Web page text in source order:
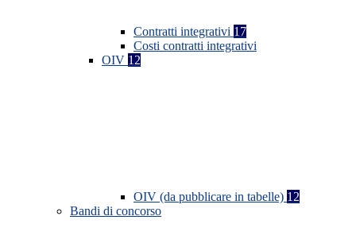
Contratti integrativi 17
Costi contratti integrativi
OIV 12
OIV (da pubblicare in tabelle) 12
Bandi di concorso